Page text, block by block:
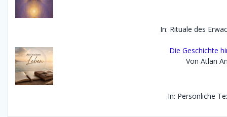
In: Rituale des
Die Geschichte
Von Atlan
In: Persönliche